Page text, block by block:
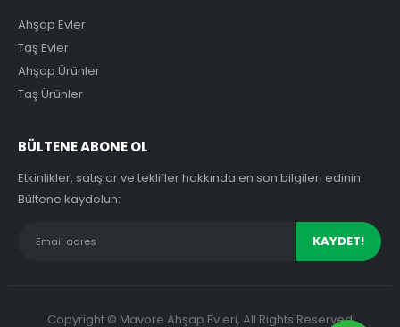
Ahşap Evler
Taş Evler
Ahşap Ürünler
Taş Ürünler
BÜLTENE ABONE OL
Etkinlikler, satışlar ve teklifler hakkında en son bilgileri edinin.
Bültene kaydolun:
Copyright © Mavore Ahşap Evleri, All Rights Reserved